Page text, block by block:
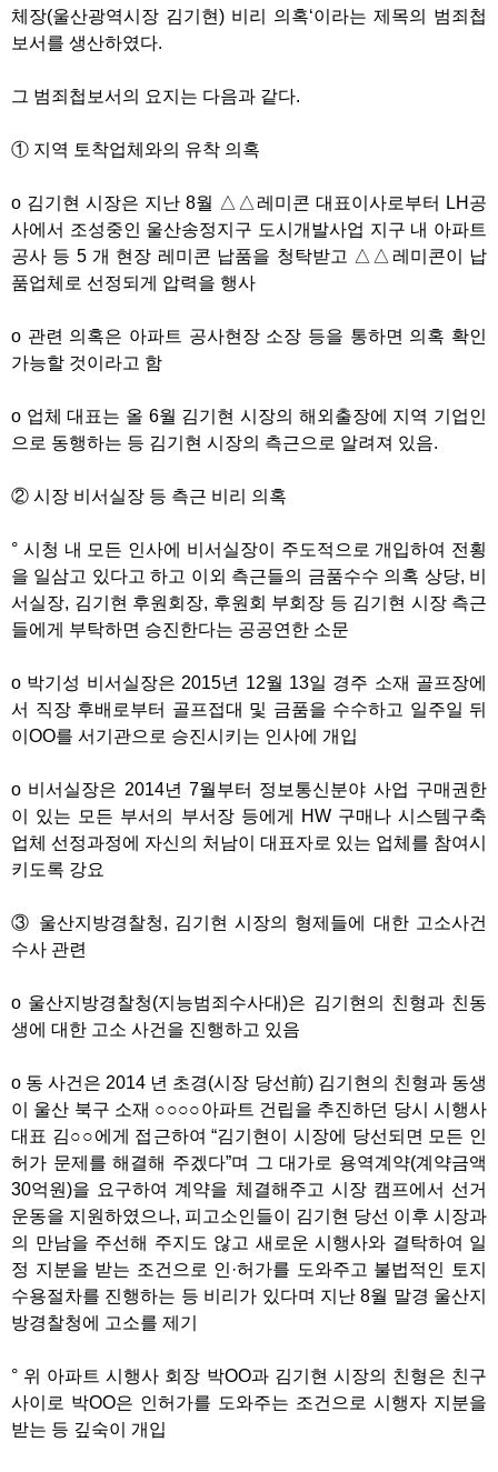
체장(울산광역시장 김기현) 비리 의혹‘이라는 제목의 범죄첩
보서를 생산하였다.
그 범죄첩보서의 요지는 다음과 같다.
① 지역 토착업체와의 유착 의혹
o 김기현 시장은 지난 8월 △△레미콘 대표이사로부터 LH공
사에서 조성중인 울산송정지구 도시개발사업 지구 내 아파트
공사 등 5 개 현장 레미콘 납품을 청탁받고 △△레미콘이 납
품업체로 선정되게 압력을 행사
o 관련 의혹은 아파트 공사현장 소장 등을 통하면 의혹 확인
가능할 것이라고 함
o 업체 대표는 올 6월 김기현 시장의 해외출장에 지역 기업인
으로 동행하는 등 김기현 시장의 측근으로 알려져 있음.
② 시장 비서실장 등 측근 비리 의혹
° 시청 내 모든 인사에 비서실장이 주도적으로 개입하여 전횡
을 일삼고 있다고 하고 이외 측근들의 금품수수 의혹 상당, 비
서실장, 김기현 후원회장, 후원회 부회장 등 김기현 시장 측근
들에게 부탁하면 승진한다는 공공연한 소문
o 박기성 비서실장은 2015년 12월 13일 경주 소재 골프장에
서 직장 후배로부터 골프접대 및 금품을 수수하고 일주일 뒤
이OO를 서기관으로 승진시키는 인사에 개입
o 비서실장은 2014년 7월부터 정보통신분야 사업 구매권한
이 있는 모든 부서의 부서장 등에게 HW 구매나 시스템구축
업체 선정과정에 자신의 처남이 대표자로 있는 업체를 참여시
키도록 강요
③ 울산지방경찰청, 김기현 시장의 형제들에 대한 고소사건
수사 관련
o 울산지방경찰청(지능범죄수사대)은 김기현의 친형과 친동
생에 대한 고소 사건을 진행하고 있음
o 동 사건은 2014 년 초경(시장 당선前) 김기현의 친형과 동생
이 울산 북구 소재 ○○○○아파트 건립을 추진하던 당시 시행사
대표 김○○에게 접근하여 “김기현이 시장에 당선되면 모든 인
허가 문제를 해결해 주겠다”며 그 대가로 용역계약(계약금액
30억원)을 요구하여 계약을 체결해주고 시장 캠프에서 선거
운동을 지원하였으나, 피고소인들이 김기현 당선 이후 시장과
의 만남을 주선해 주지도 않고 새로운 시행사와 결탁하여 일
정 지분을 받는 조건으로 인·허가를 도와주고 불법적인 토지
수용절차를 진행하는 등 비리가 있다며 지난 8월 말경 울산지
방경찰청에 고소를 제기
° 위 아파트 시행사 회장 박OO과 김기현 시장의 친형은 친구
사이로 박OO은 인허가를 도와주는 조건으로 시행자 지분을
받는 등 깊숙이 개입